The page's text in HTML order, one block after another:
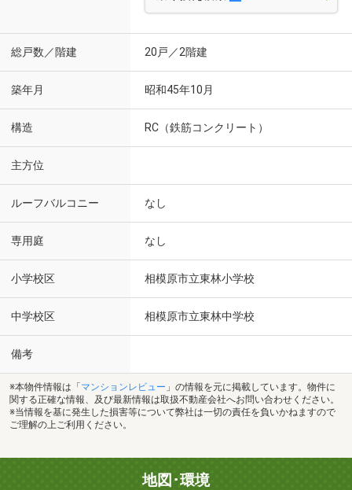
総戸数／階建 20戸／2階建
築年月 昭和45年10月
構造 RC（鉄筋コンクリート）
主方位
ルーフバルコニー なし
専用庭 なし
小学校区 相模原市立東林小学校
中学校区 相模原市立東林中学校
備考
※本物件情報は「 マンションレビュー 」の情報を元に掲載しています。物件に
関する正確な情報、及び最新情報は取扱不動産会社へお問い合わせください。
※当情報を基に発生した損害等について弊社は一切の責任を負いかねますので
ご理解の上ご利用ください。
地図･環境